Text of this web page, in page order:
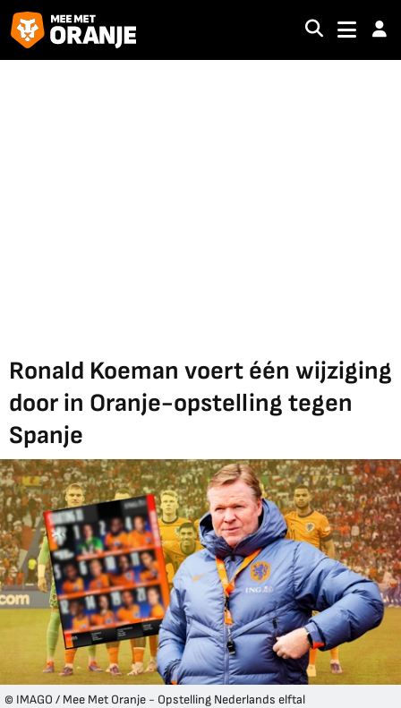
Ronald Koeman voert één wijziging
door in Oranje-opstelling tegen
Spanje
© IMAGO / Mee Met Oranje - Opstelling Nederlands elftal